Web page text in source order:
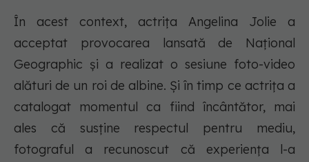
În acest context, actrița Angelina Jolie a
acceptat provocarea lansată de Național
Geographic şi a realizat o sesiune foto-video
alături de un roi de albine. Şi în timp ce actrița a
catalogat momentul ca fiind încântător, mai
ales că susține respectul pentru mediu,
fotograful a recunoscut că experiența l-a